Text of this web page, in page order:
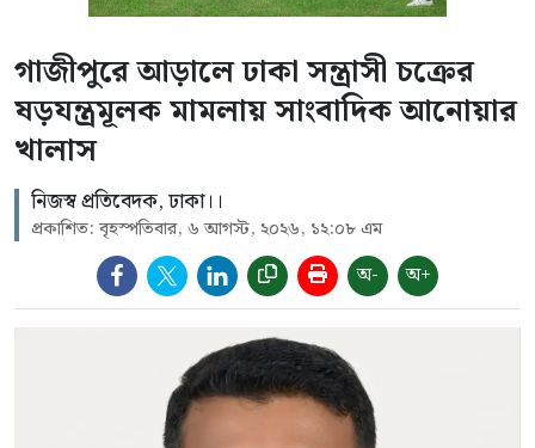
গাজীপুরে আড়ালে ঢাকা সন্ত্রাসী চক্রের
ষড়যন্ত্রমূলক মামলায় সাংবাদিক আনোয়ার
খালাস
নিজস্ব প্রতিবেদক, ঢাকা।।
প্রকাশিত: বৃহস্পতিবার, ৬ আগস্ট, ২০২৬, ১২:০৮ এম
অ- অ+